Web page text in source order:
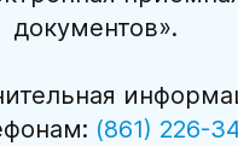
документов».
(861) 226-